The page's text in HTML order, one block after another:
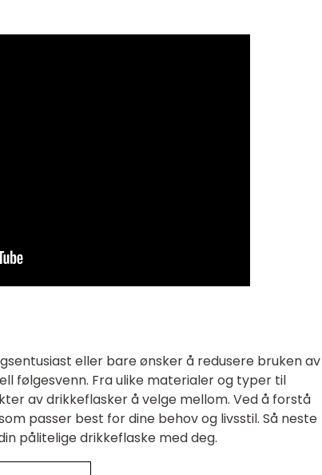
eller bare ønsker å redusere bruken av
følgesvenn. Fra ulike materialer og typer til
av drikkeflasker å velge mellom. Ved å forstå
passer best for dine behov og livsstil. Så neste
pålitelige drikkeflaske med deg.